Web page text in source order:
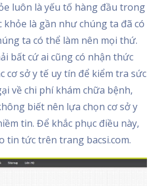
luôn là yếu tố hàng đầu trong
khỏe là gần như chúng ta đã có
ta có thể làm nên mọi thứ.
bất cứ ai cũng có nhận thức
cơ sở y tế uy tín để kiểm tra sức
về chi phí khám chữa bệnh,
biết nên lựa chọn cơ sở y
tin. Để khắc phục điều này,
tin tức trên trang bacsi.com.